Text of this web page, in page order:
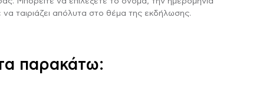
να ταιριάζει απόλυτα στο θέμα της εκδήλωσης.
παρακάτω: